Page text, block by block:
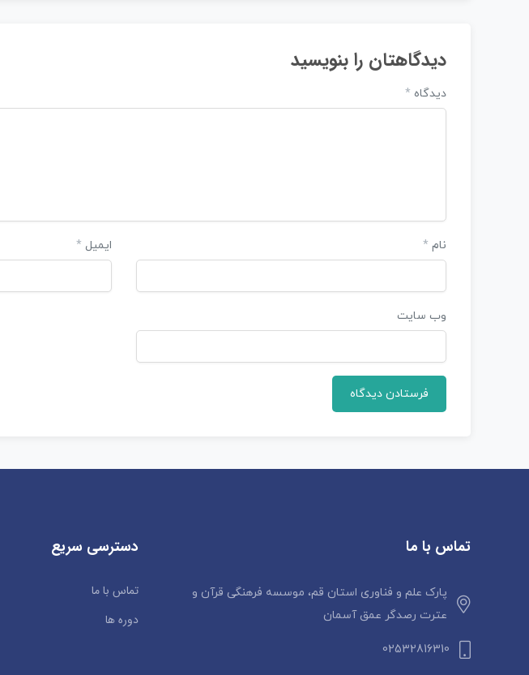
دیدگاهتان را بنویسید
دیدگاه *
نام * ایمیل *
وب‌ سایت
تماس با ما
پارک علم و فناوری استان قم، موسسه فرهنگی قرآن و
عترت رصدگر عمق آسمان
02532816310
دسترسی سریع
تماس با ما
دوره ها